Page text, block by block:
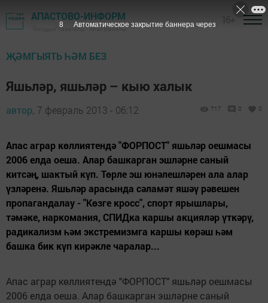
АПАСТОВО-ИНФОРМ
"Йолдыз" газетасы - Апас районы
ҖӘМГЫЯТЬ ҺӘМ БЕЗ
Яшьләр, яшьләр – кыю халык
автор, 7 февраль 2013 - 06:12 717 0 0
Апас аграр көллиятендә "ФОРПОСТ" яшьләр оешмасы
2006 елда оеша. Алар башкарган эшләрне саный
китсәң, шактый күп. Төрле эш юнәлешләрен ала алар
үзләренә. Яшьләр арасында сәламәт яшәү рәвешен
пропагандалау - "Көзге кросс", спорт ярышлары,
тәмәке, наркомания, СПИДка каршы акцияләр үткәрү,
радикализм һәм экстремизмга каршы көрәш һәм
башка бик күп кирәкле чаралар...
Апас аграр көллиятендә "ФОРПОСТ" яшьләр оешмасы
2006 елда оеша. Алар башкарган эшләрне саный
7 Автоматическое закрытие баннера через